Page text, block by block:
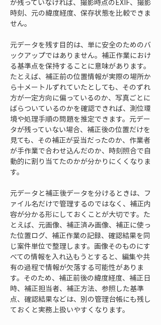
が残っていなければ、撮影時点のEXIF、撮影
時刻、元の緯度経度、保存状態を比較できま
せん。
元データを残す目的は、単に安全のためのバ
ックアップではありません。補正作業におけ
る基準点を保持することに意味があります。
たとえば、補正前の位置情報が実際の場所か
ら十メートルずれていたとしても、そのずれ
方が一定方向に偏っているのか、写真ごとに
ばらついているのかを確認できれば、測位環
境や処理手順の問題を推定できます。元デー
タが残っていない場合、補正後の位置だけを
見ても、その補正が妥当だったのか、作業者
が手作業で合わせ込んだのか、時刻照合で自
動的に割り当てたのかが分かりにくくなりま
す。
元データと補正後データを分けるときは、フ
ァイル名だけで管理するのではなく、補正内
容が分かる形にしておくことが大切です。た
とえば、元画像、補正済み画像、補正に使っ
た位置ログ、補正作業の記録、確認結果を同
じ案件単位で整理します。画像そのものにす
べての情報を入れ込もうとすると、編集や共
有の過程で情報が欠落する可能性がありま
す。そのため、補正前後の緯度経度、補正日
時、補正担当者、補正方法、参照した基準
点、確認結果などは、別の管理台帳にも残し
ておくと実務上扱いやすくなります。